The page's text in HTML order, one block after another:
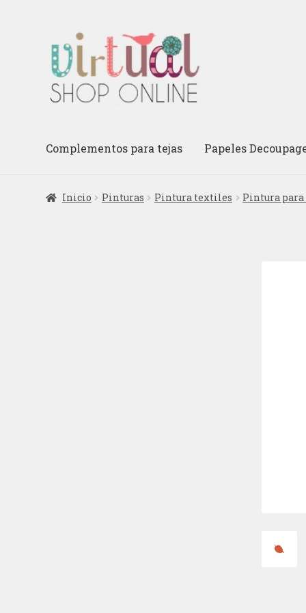
la
navegación
al
contenido
Complementos para tejas Papeles
Inicio Pinturas Pintura textiles Pintura